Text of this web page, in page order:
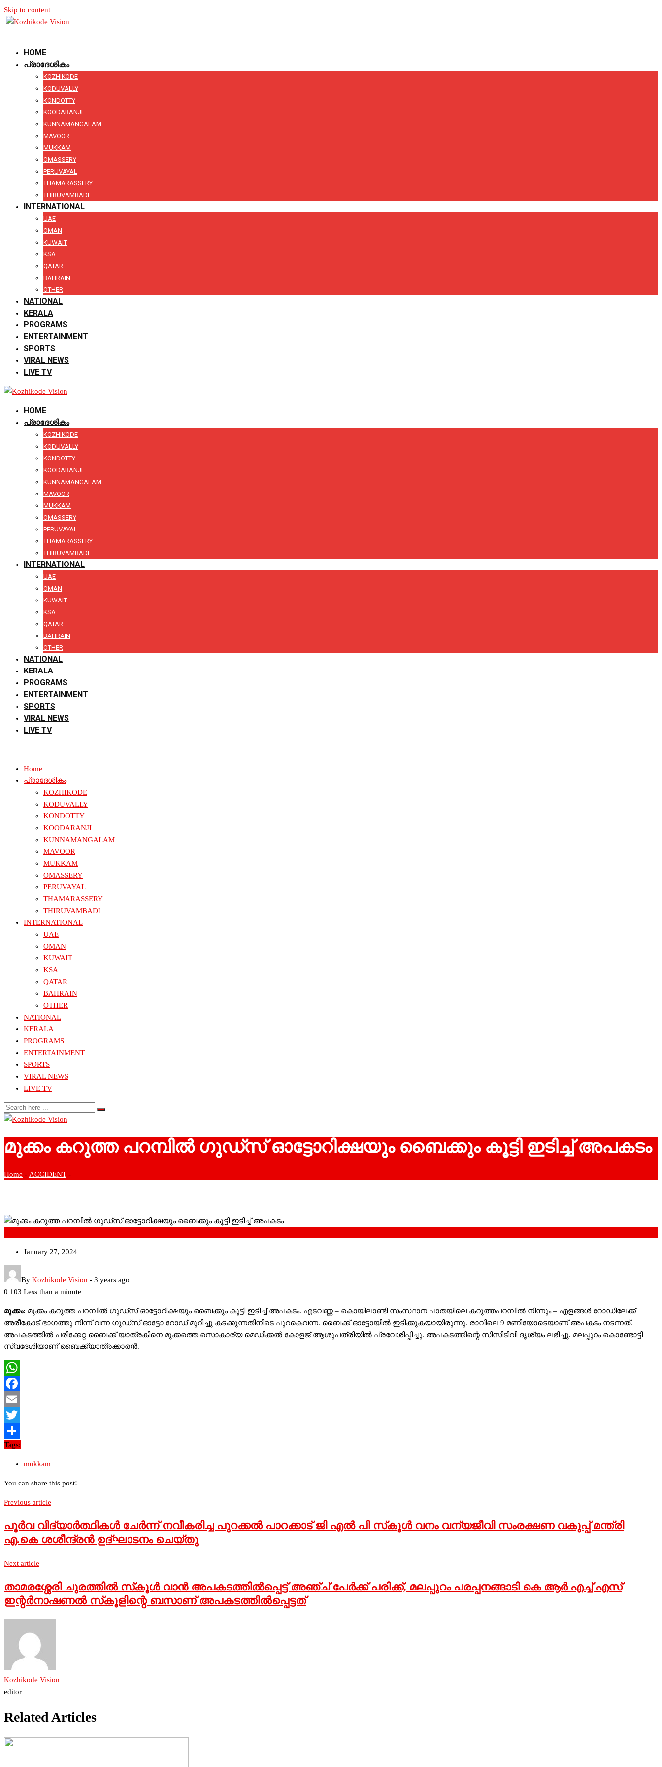
Skip to content
HOME
പ്രാദേശികം
KOZHIKODE
KODUVALLY
KONDOTTY
KOODARANJI
KUNNAMANGALAM
MAVOOR
MUKKAM
OMASSERY
PERUVAYAL
THAMARASSERY
THIRUVAMBADI
INTERNATIONAL
UAE
OMAN
KUWAIT
KSA
QATAR
BAHRAIN
OTHER
NATIONAL
KERALA
PROGRAMS
ENTERTAINMENT
SPORTS
VIRAL NEWS
LIVE TV
HOME
പ്രാദേശികം
KOZHIKODE
KODUVALLY
KONDOTTY
KOODARANJI
KUNNAMANGALAM
MAVOOR
MUKKAM
OMASSERY
PERUVAYAL
THAMARASSERY
THIRUVAMBADI
INTERNATIONAL
UAE
OMAN
KUWAIT
KSA
QATAR
BAHRAIN
OTHER
NATIONAL
KERALA
PROGRAMS
ENTERTAINMENT
SPORTS
VIRAL NEWS
LIVE TV
Home
പ്രാദേശികം
KOZHIKODE
KODUVALLY
KONDOTTY
KOODARANJI
KUNNAMANGALAM
MAVOOR
MUKKAM
OMASSERY
PERUVAYAL
THAMARASSERY
THIRUVAMBADI
INTERNATIONAL
UAE
OMAN
KUWAIT
KSA
QATAR
BAHRAIN
OTHER
NATIONAL
KERALA
PROGRAMS
ENTERTAINMENT
SPORTS
VIRAL NEWS
LIVE TV
മുക്കം കറുത്ത പറമ്പില്‍ ഗുഡ്സ് ഓട്ടോറിക്ഷയും ബൈക്കും കൂട്ടി ഇടിച്ച് അപകടം
Home - ACCIDENT -
January 27, 2024
By Kozhikode Vision - 3 years ago
0 103 Less than a minute
മുക്കം: മുക്കം കറുത്ത പറമ്പില്‍ ഗുഡ്സ് ഓട്ടോറിക്ഷയും ബൈക്കും കൂട്ടി ഇടിച്ച് അപകടം. എടവണ്ണ – കൊയിലാണ്ടി സംസ്ഥാന പാതയിലെ കറുത്തപറമ്പില്‍ നിന്നും – എളങ്ങള്‍ റോഡിലേക്ക്
അരീകോട് ഭാഗത്തു നിന്ന് വന്ന ഗുഡ്സ് ഓട്ടോ റോഡ് മുറിച്ചു കടക്കുന്നതിനിടെ പുറകെവന്ന. ബൈക്ക് ഓട്ടോയില്‍ ഇടിക്കുകയായിരുന്നു. രാവിലെ 9 മണിയോടെയാണ് അപകടം നടന്നത്.
അപകടത്തില്‍ പരിക്കേറ്റ ബൈക്ക് യാത്രകിനെ മുക്കത്തെ സൊകാര്യ മെഡിക്കല്‍ കോളജ് ആശുപത്രിയില്‍ പ്രവേശിപ്പിച്ചു. അപകടത്തിന്റെ സിസിടിവി ദൃശ്യം ലഭിച്ചു. മലപ്പുറം കൊണ്ടോട്ടി
സ്വദേശിയാണ് ബൈക്ക്യാത്രക്കാരന്‍.
WhatsApp
Facebook
Email
Twitter
Share
Tags:
mukkam
You can share this post!
Previous article
പൂര്‍വ വിദ്യാര്‍ത്ഥികള്‍ ചേര്‍ന്ന് നവീകരിച്ച പുറക്കല്‍ പാറക്കാട് ജി എല്‍ പി സ്‌കൂള്‍ വനം വന്യജീവി സംരക്ഷണ വകുപ്പ് മന്ത്രി
എ.കെ ശശീന്ദ്രന്‍ ഉദ്ഘാടനം ചെയ്തു
Next article
താമരശ്ശേരി ചുരത്തില്‍ സ്‌കൂള്‍ വാന്‍ അപകടത്തില്‍പ്പെട്ട് അഞ്ച് പേര്‍ക്ക് പരിക്ക്, മലപ്പുറം പരപ്പനങ്ങാടി കെ ആര്‍ എച്ച് എസ്
ഇന്റര്‍നാഷണല്‍ സ്‌കൂളിന്റെ ബസാണ് അപകടത്തില്‍പ്പെട്ടത്
Kozhikode Vision
editor
Related Articles